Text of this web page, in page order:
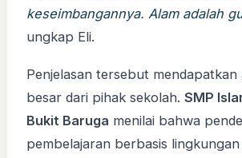
keseimbangannya. Alam adalah
ungkap Eli.
Penjelasan tersebut mendapatkan
besar dari pihak sekolah. SMP
Bukit Baruga menilai bahwa
pembelajaran berbasis